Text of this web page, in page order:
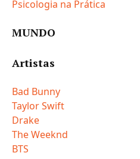
Psicologia na Prática
MUNDO
Artistas
Bad Bunny
Taylor Swift
Drake
The Weeknd
BTS